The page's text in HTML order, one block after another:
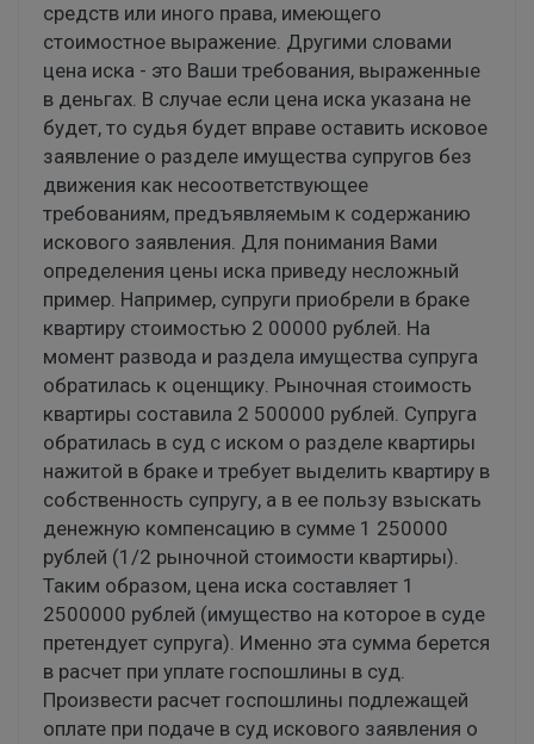
средств или иного права, имеющего
стоимостное выражение. Другими словами
цена иска - это Ваши требования, выраженные
в деньгах. В случае если цена иска указана не
будет, то судья будет вправе оставить исковое
заявление о разделе имущества супругов без
движения как несоответствующее
требованиям, предъявляемым к содержанию
искового заявления. Для понимания Вами
определения цены иска приведу несложный
пример. Например, супруги приобрели в браке
квартиру стоимостью 2 00000 рублей. На
момент развода и раздела имущества супруга
обратилась к оценщику. Рыночная стоимость
квартиры составила 2 500000 рублей. Супруга
обратилась в суд с иском о разделе квартиры
нажитой в браке и требует выделить квартиру в
собственность супругу, а в ее пользу взыскать
денежную компенсацию в сумме 1 250000
рублей (1/2 рыночной стоимости квартиры).
Таким образом, цена иска составляет 1
2500000 рублей (имущество на которое в суде
претендует супруга). Именно эта сумма берется
в расчет при уплате госпошлины в суд.
Произвести расчет госпошлины подлежащей
оплате при подаче в суд искового заявления о